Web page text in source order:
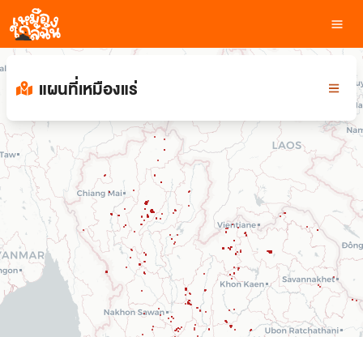
แผนที่เหมืองแร่